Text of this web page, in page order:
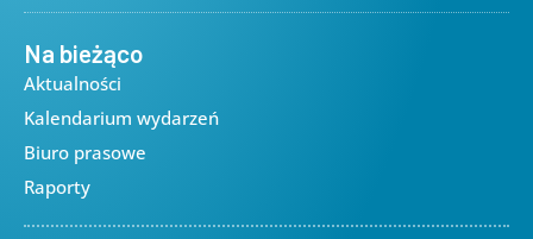
Na bieżąco
Aktualności
Kalendarium wydarzeń
Biuro prasowe
Raporty